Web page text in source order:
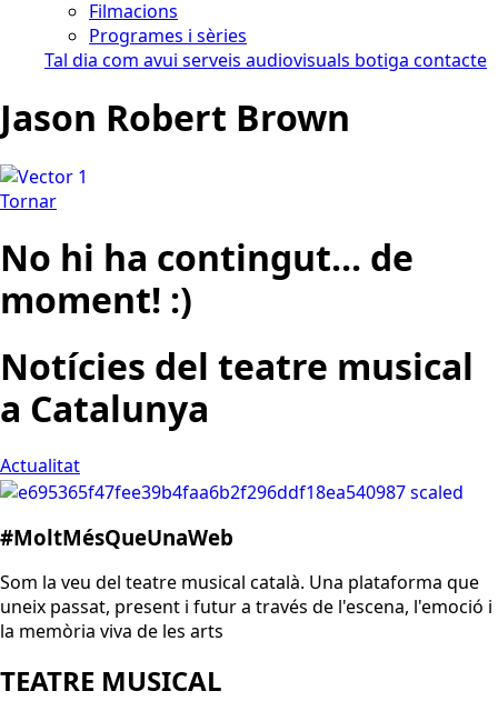
Filmacions
Programes i sèries
Tal dia com avui serveis audiovisuals botiga contacte
Jason Robert Brown
Tornar
No hi ha contingut... de
moment! :)
Notícies del teatre musical
a Catalunya
Actualitat
#MoltMésQueUnaWeb
Som la veu del teatre musical català. Una plataforma que
uneix passat, present i futur a través de l'escena, l'emoció i
la memòria viva de les arts
TEATRE MUSICAL